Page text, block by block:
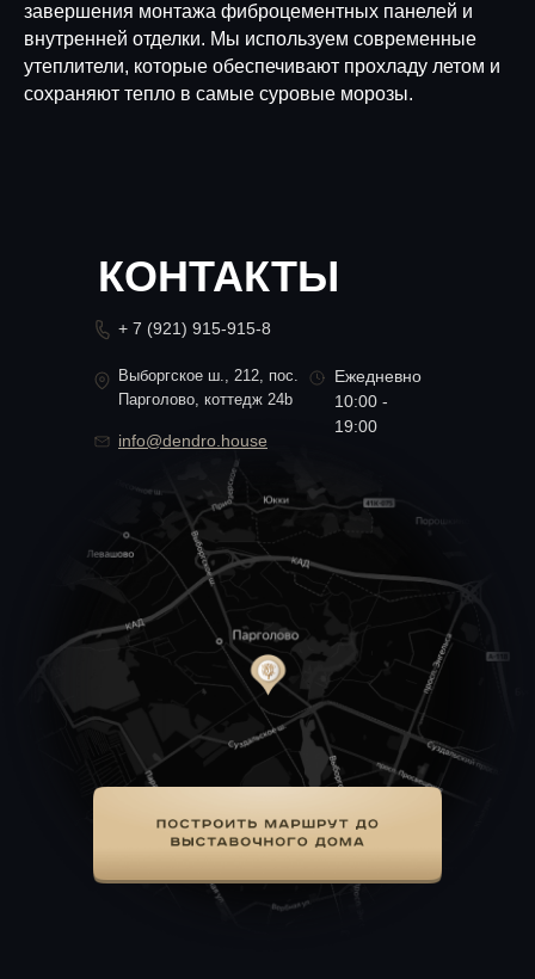
завершения монтажа фиброцементных панелей и
внутренней отделки. Мы используем современные
утеплители, которые обеспечивают прохладу летом и
сохраняют тепло в самые суровые морозы.
КОНТАКТЫ
+ 7 (921) 915-915-8
Выборгское ш., 212, пос.
Парголово, коттедж 24b
info@dendro.house
Ежедневно
10:00 -
19:00